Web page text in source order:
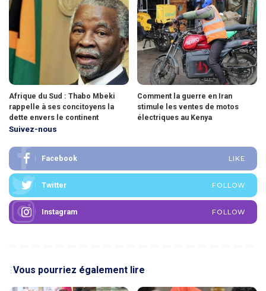
Afrique du Sud : Thabo Mbeki
rappelle à ses concitoyens la
dette envers le continent
Comment la guerre en Iran
stimule les ventes de motos
électriques au Kenya
Suivez-nous
Facebook LIKE
Twitter FOLLOW
Instagram FOLLOW
Vous pourriez également lire